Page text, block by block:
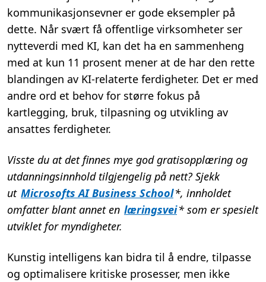
kommunikasjonsevner er gode eksempler på
dette. Når svært få offentlige virksomheter ser
nytteverdi med KI, kan det ha en sammenheng
med at kun 11 prosent mener at de har den rette
blandingen av KI-relaterte ferdigheter. Det er med
andre ord et behov for større fokus på
kartlegging, bruk, tilpasning og utvikling av
ansattes ferdigheter.
Visste du at det finnes mye god gratisopplæring og
utdanningsinnhold tilgjengelig på nett? Sjekk
ut Microsofts AI Business School*, innholdet
omfatter blant anneten læringsvei*som er spesielt
utviklet for myndigheter.
Kunstig intelligens kan bidra til å endre, tilpasse
og optimalisere kritiske prosesser, men ikke